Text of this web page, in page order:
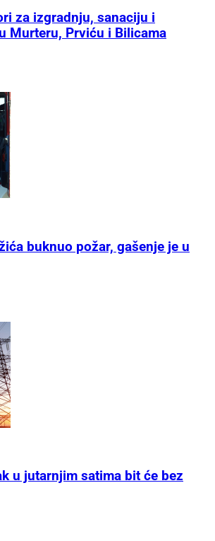
za izgradnju, sanaciju i
Murteru, Prviću i Bilicama
buknuo požar, gašenje je u
u jutarnjim satima bit će bez